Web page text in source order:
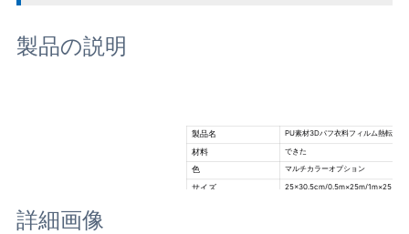
製品の説明
製品名 PU素材3Dパフ衣料フィルム熱転写
材料 できた
色 マルチカラーオプション
サイズ 25×30.5cm/0.5m×25m/1m×25m
詳細画像